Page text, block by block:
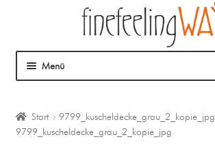
Menü
Mein Angebot
Start
9799_kuscheldecke_grau_2_kopie_jpg
9799_kuscheldecke_grau_2_kopie_jpg